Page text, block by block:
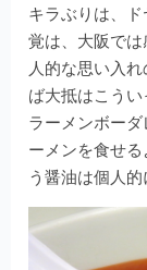
キラぶりは、
覚は、大阪で
人的な思い入
ば大抵はこう
ラーメンボー
ーメンを食せ
う醤油は個人的